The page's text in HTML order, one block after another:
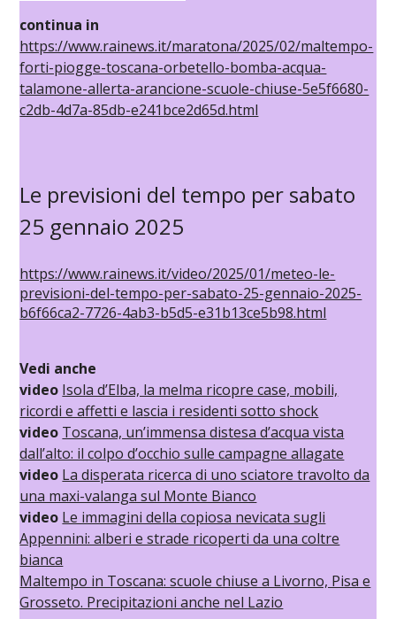
continua in
https://www.rainews.it/maratona/2025/02/maltempo-
forti-piogge-toscana-orbetello-bomba-acqua-
talamone-allerta-arancione-scuole-chiuse-5e5f6680-
c2db-4d7a-85db-e241bce2d65d.html
Le previsioni del tempo per sabato
25 gennaio 2025
https://www.rainews.it/video/2025/01/meteo-le-
previsioni-del-tempo-per-sabato-25-gennaio-2025-
b6f66ca2-7726-4ab3-b5d5-e31b13ce5b98.html
Vedi anche
video Isola d’Elba, la melma ricopre case, mobili,
ricordi e affetti e lascia i residenti sotto shock
video Toscana, un’immensa distesa d’acqua vista
dall’alto: il colpo d’occhio sulle campagne allagate
video La disperata ricerca di uno sciatore travolto da
una maxi-valanga sul Monte Bianco
video Le immagini della copiosa nevicata sugli
Appennini: alberi e strade ricoperti da una coltre
bianca
Maltempo in Toscana: scuole chiuse a Livorno, Pisa e
Grosseto. Precipitazioni anche nel Lazio